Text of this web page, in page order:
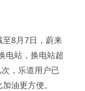
8月7日，蔚来
电站，换电站超
，乐道用户已
油更方便。